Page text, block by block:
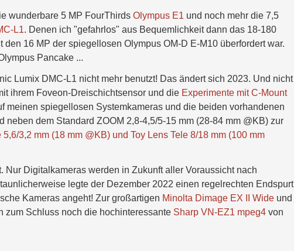
wunderbare 5 MP FourThirds Olympus E1 und noch mehr die 7,5
L1. Denen ich "gefahrlos" aus Bequemlichkeit dann das 18-180
16 MP der spiegellosen Olympus OM-D E-M10 überfordert war.
Pancake ...
Lumix DMC-L1 nicht mehr benutzt! Das ändert sich 2023. Und nicht
ihrem Foveon-Dreischichtsensor und die Experimente mit C-Mount
meinen spiegellosen Systemkameras und die beiden vorhandenen
neben dem Standard ZOOM 2,8-4,5/5-15 mm (28-84 mm @KB) zur
5,6/3,2 mm (18 mm @KB) und Toy Lens Tele 8/18 mm (100 mm
Digitalkameras werden in Zukunft aller Voraussicht nach
legte der Dezember 2022 einen regelrechten Endspurt
Kameras angeht! Zur großartigen Minolta Dimage EX II Wide und
zum Schluss noch die hochinteressante Sharp VN-EZ1 mpeg4 von